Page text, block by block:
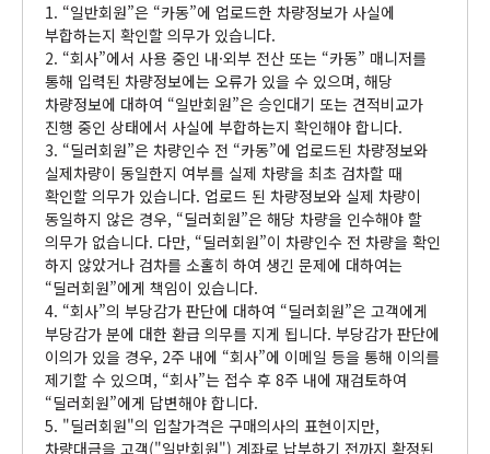
1. “일반회원”은 “카동”에 업로드한 차량정보가 사실에
부합하는지 확인할 의무가 있습니다.
2. “회사”에서 사용 중인 내·외부 전산 또는 “카동” 매니저를
통해 입력된 차량정보에는 오류가 있을 수 있으며, 해당
차량정보에 대하여 “일반회원”은 승인대기 또는 견적비교가
진행 중인 상태에서 사실에 부합하는지 확인해야 합니다.
3. “딜러회원”은 차량인수 전 “카동”에 업로드된 차량정보와
실제차량이 동일한지 여부를 실제 차량을 최초 검차할 때
확인할 의무가 있습니다. 업로드 된 차량정보와 실제 차량이
동일하지 않은 경우, “딜러회원”은 해당 차량을 인수해야 할
의무가 없습니다. 다만, “딜러회원”이 차량인수 전 차량을 확인
하지 않았거나 검차를 소홀히 하여 생긴 문제에 대하여는
“딜러회원”에게 책임이 있습니다.
4. “회사”의 부당감가 판단에 대하여 “딜러회원”은 고객에게
부당감가 분에 대한 환급 의무를 지게 됩니다. 부당감가 판단에
이의가 있을 경우, 2주 내에 “회사”에 이메일 등을 통해 이의를
제기할 수 있으며, “회사”는 접수 후 8주 내에 재검토하여
“딜러회원”에게 답변해야 합니다.
5. "딜러회원"의 입찰가격은 구매의사의 표현이지만,
차량대금을 고객("일반회원") 계좌로 납부하기 전까지 확정된